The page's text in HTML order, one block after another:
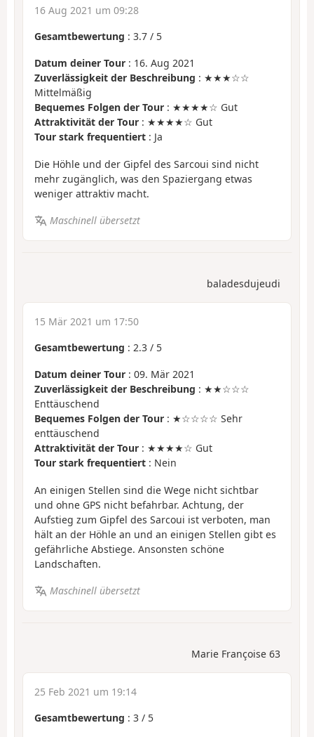
16 Aug 2021 um 09:28
Gesamtbewertung : 3.7 / 5
Datum deiner Tour : 16. Aug 2021
Zuverlässigkeit der Beschreibung : ★★★☆☆
Mittelmäßig
Bequemes Folgen der Tour : ★★★★☆ Gut
Attraktivität der Tour : ★★★★☆ Gut
Tour stark frequentiert : Ja
Die Höhle und der Gipfel des Sarcoui sind nicht
mehr zugänglich, was den Spaziergang etwas
weniger attraktiv macht.
Maschinell übersetzt
baladesdujeudi
15 Mär 2021 um 17:50
Gesamtbewertung : 2.3 / 5
Datum deiner Tour : 09. Mär 2021
Zuverlässigkeit der Beschreibung : ★★☆☆☆
Enttäuschend
Bequemes Folgen der Tour : ★☆☆☆☆ Sehr
enttäuschend
Attraktivität der Tour : ★★★★☆ Gut
Tour stark frequentiert : Nein
An einigen Stellen sind die Wege nicht sichtbar
und ohne GPS nicht befahrbar. Achtung, der
Aufstieg zum Gipfel des Sarcoui ist verboten, man
hält an der Höhle an und an einigen Stellen gibt es
gefährliche Abstiege. Ansonsten schöne
Landschaften.
Maschinell übersetzt
Marie Françoise 63
25 Feb 2021 um 19:14
Gesamtbewertung : 3 / 5